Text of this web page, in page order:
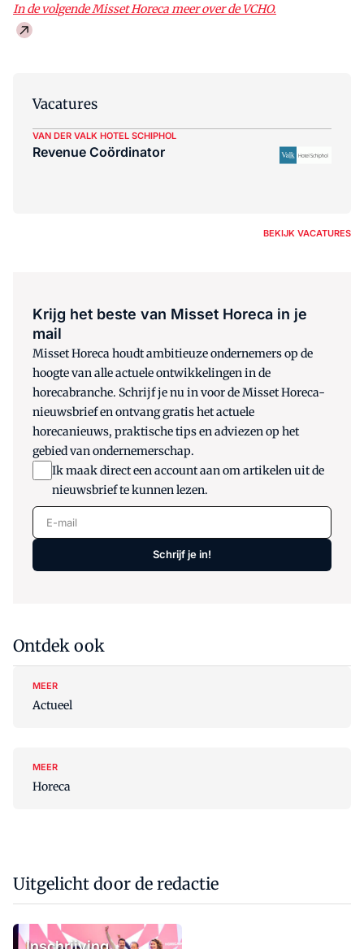
In de volgende Misset Horeca meer over de VCHO.
Vacatures
VAN DER VALK HOTEL SCHIPHOL
Revenue Coördinator
BEKIJK VACATURES
Krijg het beste van Misset Horeca in je
mail
Misset Horeca houdt ambitieuze ondernemers op de
hoogte van alle actuele ontwikkelingen in de
horecabranche. Schrijf je nu in voor de Misset Horeca-
nieuwsbrief en ontvang gratis het actuele
horecanieuws, praktische tips en adviezen op het
gebied van ondernemerschap.
Ik maak direct een account aan om artikelen uit de
nieuwsbrief te kunnen lezen.
E-mail
Schrijf je in!
Ontdek ook
MEER
Actueel
MEER
Horeca
Uitgelicht door de redactie